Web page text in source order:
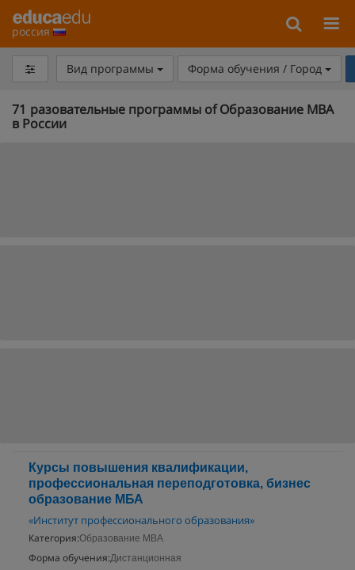
россия
Вид программы Форма обучения / Город
71 разовательные программы of Образование MBA
в России
Курсы повышения квалификации,
профессиональная переподготовка, бизнес
образование МБА
«Институт профессионального образования»
Категория:Образование MBA
Форма обучения:Дистанционная